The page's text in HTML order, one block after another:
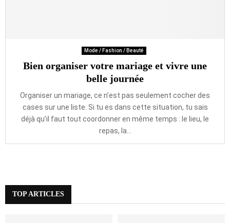
Mode / Fashion / Beauté
Bien organiser votre mariage et vivre une
belle journée
Organiser un mariage, ce n’est pas seulement cocher des
cases sur une liste. Si tu es dans cette situation, tu sais
déjà qu’il faut tout coordonner en même temps : le lieu, le
repas, la...
TOP ARTICLES